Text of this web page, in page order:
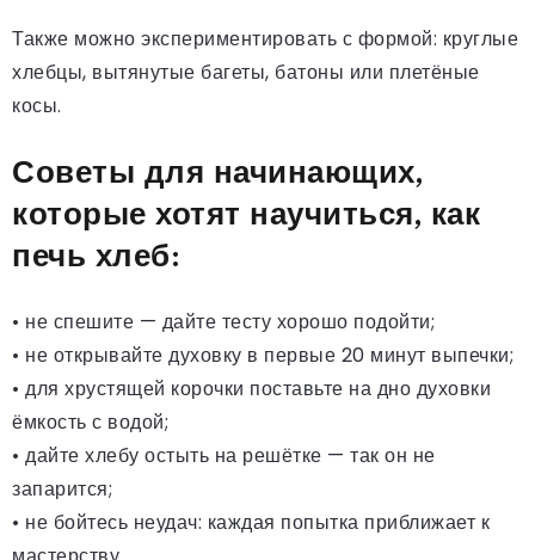
Также можно экспериментировать с формой: круглые
хлебцы, вытянутые багеты, батоны или плетёные
косы.
Советы для начинающих,
которые хотят научиться, как
печь хлеб:
• не спешите — дайте тесту хорошо подойти;
• не открывайте духовку в первые 20 минут выпечки;
• для хрустящей корочки поставьте на дно духовки
ёмкость с водой;
• дайте хлебу остыть на решётке — так он не
запарится;
• не бойтесь неудач: каждая попытка приближает к